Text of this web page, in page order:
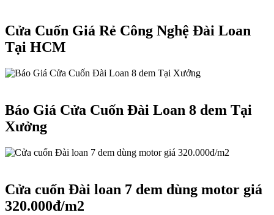
Cửa Cuốn Giá Rẻ Công Nghệ Đài Loan
Tại HCM
Báo Giá Cửa Cuốn Đài Loan 8 dem Tại
Xưởng
Cửa cuốn Đài loan 7 dem dùng motor giá
320.000đ/m2